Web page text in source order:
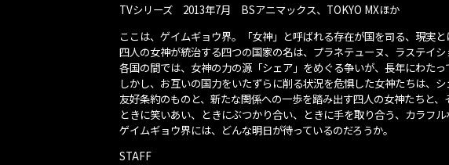
TVシリーズ 2013年7月 BSアニマックス、TOKYO MXほか
ここは、ゲイムギョウ界。「女神」と呼ばれる存在が国を司る、現実と
四人の女神が統治する四つの国家の名は、プラネテューヌ、ラステイシ
各国の間では、女神の力の源「シェア」をめぐる争いが、長年にわたっ
しかし、お互いの国力をいたずらに削る状況を危惧した女神たちは、
友好条約のものと、新たな関係への一歩を踏み出す四人の女神たちと、
ときに笑いあい、ときにぶつかり合い、ときに手を取り合う、カラフル
ゲイムギョウ界には、どんな明日が待っているのだろうか。
STAFF